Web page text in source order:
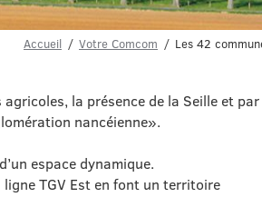
Accueil Votre Comcom Les 42
la présence de la Seille et par
nancéienne».
espace dynamique.
TGV Est en font un territoire